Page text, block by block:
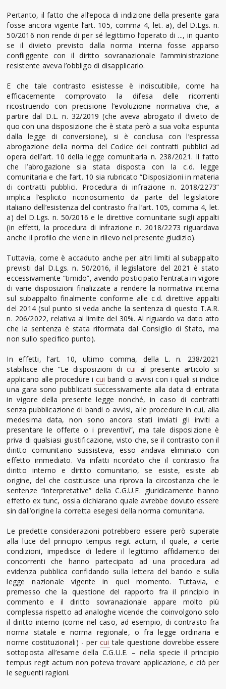
Pertanto, il fatto che all’epoca di indizione della presente gara
fosse ancora vigente l’art. 105, comma 4, let. a), del D.Lgs. n.
50/2016 non rende di per sé legittimo l’operato di ..., in quanto
se il divieto previsto dalla norma interna fosse apparso
confliggente con il diritto sovranazionale l’amministrazione
resistente aveva l’obbligo di disapplicarlo.
E che tale contrasto esistesse è indiscutibile, come ha
efficacemente comprovato la difesa delle ricorrenti
ricostruendo con precisione l’evoluzione normativa che, a
partire dal D.L. n. 32/2019 (che aveva abrogato il divieto de
quo con una disposizione che è stata però a sua volta espunta
dalla legge di conversione), si è conclusa con l’espressa
abrogazione della norma del Codice dei contratti pubblici ad
opera dell’art. 10 della legge comunitaria n. 238/2021. Il fatto
che l’abrogazione sia stata disposta con la c.d. legge
comunitaria e che l’art. 10 sia rubricato “Disposizioni in materia
di contratti pubblici. Procedura di infrazione n. 2018/2273”
implica l’esplicito riconoscimento da parte del legislatore
italiano dell’esistenza del contrasto fra l’art. 105, comma 4, let.
a) del D.Lgs. n. 50/2016 e le direttive comunitarie sugli appalti
(in effetti, la procedura di infrazione n. 2018/2273 riguardava
anche il profilo che viene in rilievo nel presente giudizio).
Tuttavia, come è accaduto anche per altri limiti al subappalto
previsti dal D.Lgs. n. 50/2016, il legislatore del 2021 è stato
eccessivamente “timido”, avendo posticipato l’entrata in vigore
di varie disposizioni finalizzate a rendere la normativa interna
sul subappalto finalmente conforme alle c.d. direttive appalti
del 2014 (sul punto si veda anche la sentenza di questo T.A.R.
n. 206/2022, relativa al limite del 30%. Al riguardo va dato atto
che la sentenza è stata riformata dal Consiglio di Stato, ma
non sullo specifico punto).
In effetti, l’art. 10, ultimo comma, della L. n. 238/2021
stabilisce che “Le disposizioni di cui al presente articolo si
applicano alle procedure i cui bandi o avvisi con i quali si indice
una gara sono pubblicati successivamente alla data di entrata
in vigore della presente legge nonché, in caso di contratti
senza pubblicazione di bandi o avvisi, alle procedure in cui, alla
medesima data, non sono ancora stati inviati gli inviti a
presentare le offerte o i preventivi”, ma tale disposizione è
priva di qualsiasi giustificazione, visto che, se il contrasto con il
diritto comunitario sussisteva, esso andava eliminato con
effetto immediato. Va infatti ricordato che il contrasto fra
diritto interno e diritto comunitario, se esiste, esiste ab
origine, del che costituisce una riprova la circostanza che le
sentenze “interpretative” della C.G.U.E. giuridicamente hanno
effetto ex tunc, ossia dichiarano quale avrebbe dovuto essere
sin dall’origine la corretta esegesi della norma comunitaria.
Le predette considerazioni potrebbero essere però superate
alla luce del principio tempus regit actum, il quale, a certe
condizioni, impedisce di ledere il legittimo affidamento dei
concorrenti che hanno partecipato ad una procedura ad
evidenza pubblica confidando sulla lettera del bando e sulla
legge nazionale vigente in quel momento. Tuttavia, e
premesso che la questione del rapporto fra il principio in
commento e il diritto sovranazionale appare molto più
complessa rispetto ad analoghe vicende che coinvolgono solo
il diritto interno (come nel caso, ad esempio, di contrasto fra
norma statale e norma regionale, o fra legge ordinaria e
norme costituzionali) - per cui tale questione dovrebbe essere
sottoposta all’esame della C.G.U.E. – nella specie il principio
tempus regit actum non poteva trovare applicazione, e ciò per
le seguenti ragioni.